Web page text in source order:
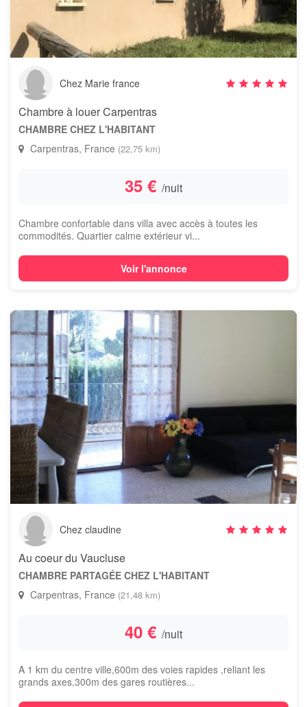
Chez Marie france
Chambre à louer Carpentras
CHAMBRE CHEZ L'HABITANT
Carpentras, France (22,75 km)
35 € /nuit
Chambre confortable dans villa avec accès à toutes les
commodités. Quartier calme extérieur vi...
Voir l'annonce
Chez claudine
Au coeur du Vaucluse
CHAMBRE PARTAGÉE CHEZ L'HABITANT
Carpentras, France (21,48 km)
40 € /nuit
A 1 km du centre ville,600m des voies rapides ,reliant les
grands axes,300m des gares routières...